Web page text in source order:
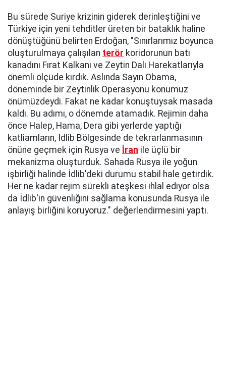
Bu sürede Suriye krizinin giderek derinleştiğini ve
Türkiye için yeni tehditler üreten bir bataklık haline
dönüştüğünü belirten Erdoğan, "Sınırlarımız boyunca
oluşturulmaya çalışılan terör koridorunun batı
kanadını Fırat Kalkanı ve Zeytin Dalı Harekatlarıyla
önemli ölçüde kırdık. Aslında Sayın Obama,
döneminde bir Zeytinlik Operasyonu konumuz
önümüzdeydi. Fakat ne kadar konuştuysak masada
kaldı. Bu adımı, o dönemde atamadık. Rejimin daha
önce Halep, Hama, Dera gibi yerlerde yaptığı
katliamların, İdlib Bölgesinde de tekrarlanmasının
önüne geçmek için Rusya ve İran ile üçlü bir
mekanizma oluşturduk. Sahada Rusya ile yoğun
işbirliği halinde İdlib'deki durumu stabil hale getirdik.
Her ne kadar rejim sürekli ateşkesi ihlal ediyor olsa
da İdlib'in güvenliğini sağlama konusunda Rusya ile
anlayış birliğini koruyoruz." değerlendirmesini yaptı.